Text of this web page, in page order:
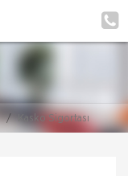
Kasko Sigortası